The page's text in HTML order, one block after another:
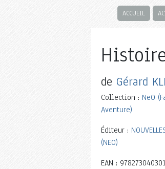
ACCUEIL
de Gérard
Collection : NeO
Aventure)
Éditeur :
(NEO)
EAN :